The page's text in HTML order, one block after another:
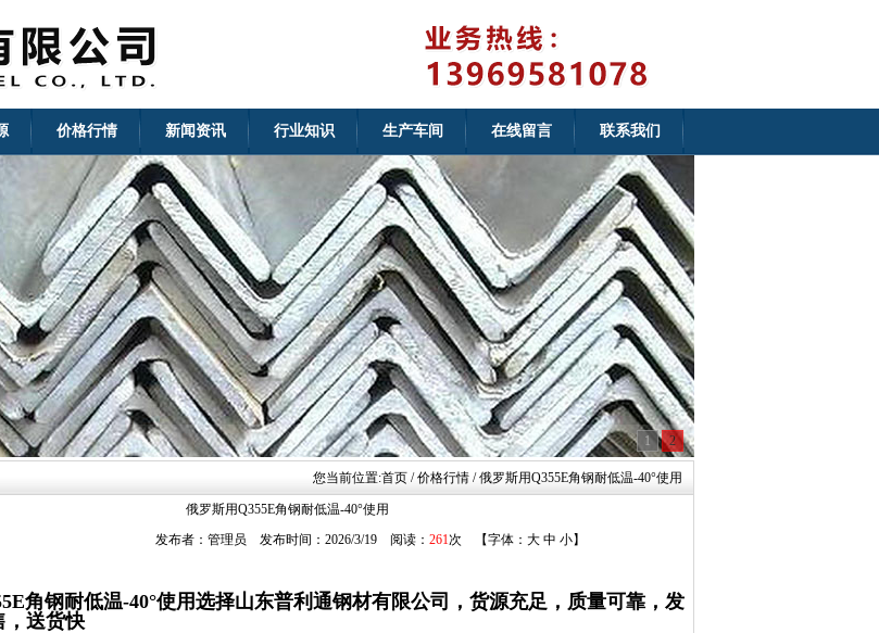
价格行情 新闻资讯 行业知识 生产车间 在线留言 联系我们
1 2
您当前位置:首页 / 价格行情 / 俄罗斯用Q355E角钢耐低温-40°使用
俄罗斯用Q355E角钢耐低温-40°使用
发布者：管理员 发布时间：2026/3/19 阅读： 261次 【字体： 大 中 小】
角钢耐低温-40°使用选择山东普利通钢材有限公司，货源充足，质量可靠，发
，送货快